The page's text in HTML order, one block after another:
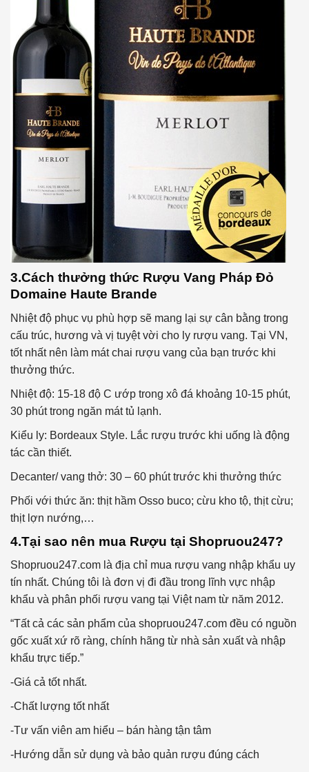
3.Cách thưởng thức Rượu Vang Pháp Đỏ
Domaine Haute Brande
Nhiệt độ phục vụ phù hợp sẽ mang lại sự cân bằng trong
cấu trúc, hương và vị tuyệt vời cho ly rượu vang. Tại VN,
tốt nhất nên làm mát chai rượu vang của bạn trước khi
thưởng thức.
Nhiệt độ: 15-18 độ C ướp trong xô đá khoảng 10-15 phút,
30 phút trong ngăn mát tủ lạnh.
Kiểu ly: Bordeaux Style. Lắc rượu trước khi uống là động
tác cần thiết.
Decanter/ vang thở: 30 – 60 phút trước khi thưởng thức
Phối với thức ăn: thịt hầm Osso buco; cừu kho tộ, thịt cừu;
thịt lợn nướng,…
4.Tại sao nên mua Rượu tại Shopruou247?
Shopruou247.com là địa chỉ mua rượu vang nhập khẩu uy
tín nhất. Chúng tôi là đơn vị đi đầu trong lĩnh vực nhập
khẩu và phân phối rượu vang tại Việt nam từ năm 2012.
“Tất cả các sản phẩm của shopruou247.com đều có nguồn
gốc xuất xứ rõ ràng, chính hãng từ nhà sản xuất và nhập
khẩu trực tiếp.”
-Giá cả tốt nhất.
-Chất lượng tốt nhất
-Tư vấn viên am hiểu – bán hàng tận tâm
-Hướng dẫn sử dụng và bảo quản rượu đúng cách